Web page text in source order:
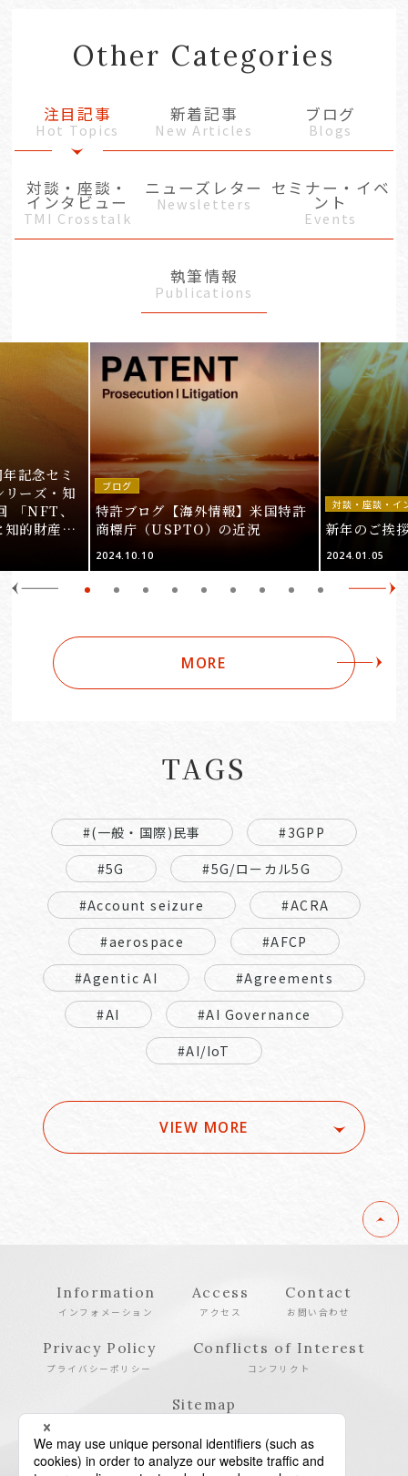
Other Categories
注目記事
Hot Topics
新着記事
New Articles
ブログ
Blogs
対談・座談・
インタビュー
TMI Crosstalk
ニューズレター
Newsletters
セミナー・イベ
ント
Events
執筆情報
Publications
記念セミ
リーズ・知
「NFT、
知的財産
ブログ
特許ブログ【海外情報】米国特許
商標庁（USPTO）の近況
2024.10.10
対談・座談・イ
新年のご挨
2024.01.05
MORE
TAGS
#(一般・国際)民事
#3GPP
#5G
#5G/ローカル5G
#Account seizure
#ACRA
#aerospace
#AFCP
#Agentic AI
#Agreements
#AI
#AI Governance
#AI/IoT
VIEW MORE
Information
インフォメーション
Access
アクセス
Contact
お問い合わせ
Privacy Policy
プライバシーポリシー
Conflicts of Interest
コンフリクト
Sitemap